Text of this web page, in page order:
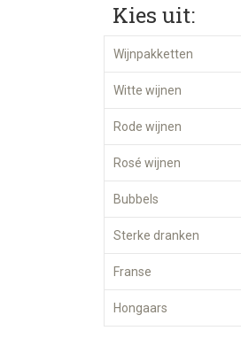
Kies uit:
Wijnpakketten
Witte wijnen
Rode wijnen
Rosé wijnen
Bubbels
Sterke dranken
Franse
Hongaars